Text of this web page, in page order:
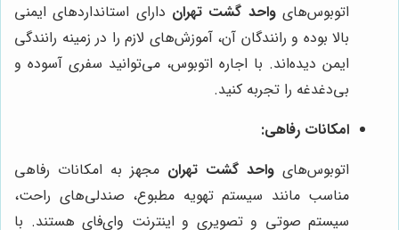
اتوبوس‌هایواحد گشت تهران دارای استانداردهای ایمنی
بالا بوده و رانندگان آن، آموزش‌های لازم را در زمینه رانندگی
ایمن دیده‌اند. با اجاره اتوبوس، می‌توانید سفری آسوده و
بی‌دغدغه را تجربه کنید.
امکانات رفاهی:
اتوبوس‌های واحد گشت تهران مجهز به امکانات رفاهی
مناسب مانند سیستم تهویه مطبوع، صندلی‌های راحت،
سیستم صوتی و تصویری و اینترنت وای‌فای هستند. با